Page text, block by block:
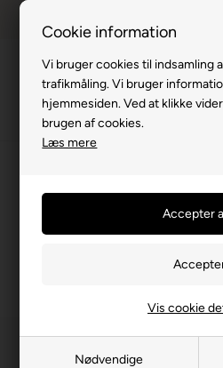
Cookie information
Vi bruger cookies til indsamling
trafikmåling. Vi bruger
hjemmesiden. Ved at klikke
brugen af cookies.
Læs mere
Nødvendige
Vis cookie
Menu
Montagebeslag for